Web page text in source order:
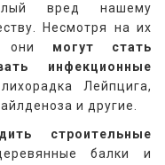
вред нашему
Несмотря на их
они могут стать
инфекционные
Лейпцига,
и другие.
строительные
балки и